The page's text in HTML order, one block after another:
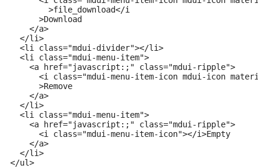
        >file_download</i
      >Download
    </a>
  </li>
  <li class="mdui-divider"></li>
  <li class="mdui-menu-item">
    <a href="javascript:;" class="mdui-ripple">
<i class="mdui-menu-item-icon mdui-icon
      >Remove
    </a>
  </li>
  <li class="mdui-menu-item">
    <a href="javascript:;" class="mdui-ripple">
      <i class="mdui-menu-item-icon"></i>Empty
    </a>
  </li>
</ul>